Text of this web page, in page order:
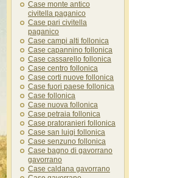
Case monte antico
civitella paganico
Case pari civitella
paganico
Case campi alti follonica
Case capannino follonica
Case cassarello follonica
Case centro follonica
Case corti nuove follonica
Case fuori paese follonica
Case follonica
Case nuova follonica
Case petraia follonica
Case pratoranieri follonica
Case san luigi follonica
Case senzuno follonica
Case bagno di gavorrano
gavorrano
Case caldana gavorrano